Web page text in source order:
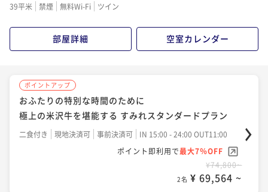
39平米 禁煙 無料Wi-Fi ツイン
部屋詳細 空室カレンダー
ポイントアップ
おふたりの特別な時間のために
極上の米沢牛を堪能する すみれスタンダードプラン
二食付き 現地決済可 事前決済可
IN 15:00 - 24:00 OUT11:00
ポイント即利用で最大7％OFF
¥74,800~
2名 ¥ 69,564 ~